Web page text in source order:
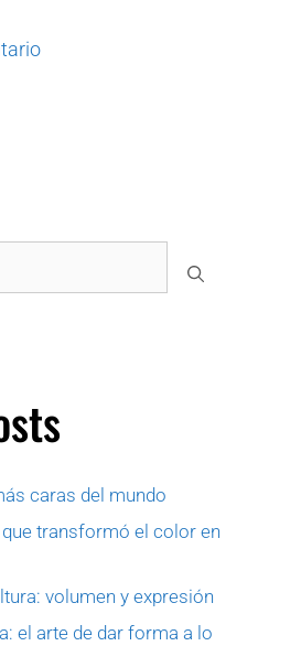
caras del mundo
transformó el color en
volumen y expresión
el arte de dar forma a lo